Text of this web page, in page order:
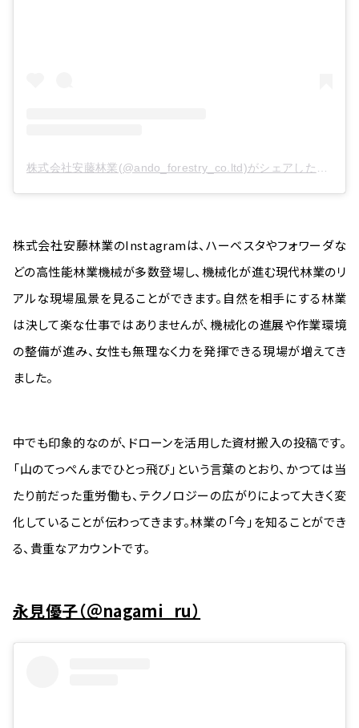
株式会社安藤林業のInstagramは、ハーベスタやフォワーダな
どの高性能林業機械が多数登場し、機械化が進む現代林業のリ
アルな現場風景を見ることができます。自然を相手にする林業
は決して楽な仕事ではありませんが、機械化の進展や作業環境
の整備が進み、女性も無理なく力を発揮できる現場が増えてき
ました。
中でも印象的なのが、ドローンを活用した資材搬入の投稿です。
「山のてっぺんまでひとっ飛び」という言葉のとおり、かつては当
たり前だった重労働も、テクノロジーの広がりによって大きく変
化していることが伝わってきます。林業の「今」を知ることができ
る、貴重なアカウントです。
永見優子（＠nagami_ru）